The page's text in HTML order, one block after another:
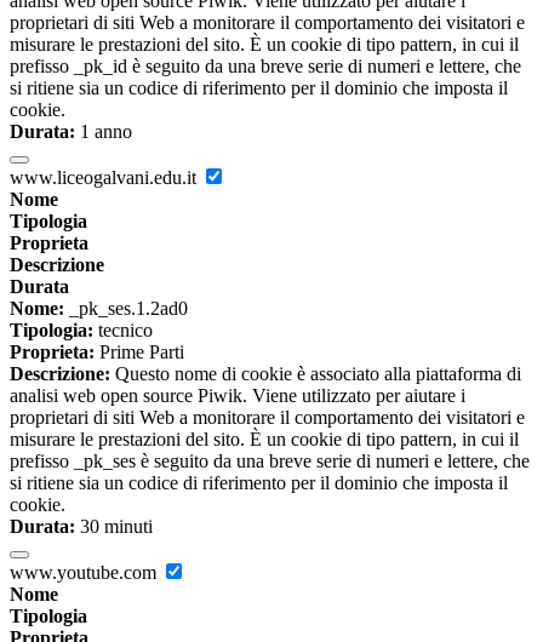
proprietari di siti Web a monitorare il comportamento dei visitatori e
misurare le prestazioni del sito. È un cookie di tipo pattern, in cui il
prefisso _pk_id è seguito da una breve serie di numeri e lettere, che
si ritiene sia un codice di riferimento per il dominio che imposta il
cookie.
Durata: 1 anno
www.liceogalvani.edu.it
Nome
Tipologia
Proprieta
Descrizione
Durata
Nome: _pk_ses.1.2ad0
Tipologia: tecnico
Proprieta: Prime Parti
Descrizione: Questo nome di cookie è associato alla piattaforma di
analisi web open source Piwik. Viene utilizzato per aiutare i
proprietari di siti Web a monitorare il comportamento dei visitatori e
misurare le prestazioni del sito. È un cookie di tipo pattern, in cui il
prefisso _pk_ses è seguito da una breve serie di numeri e lettere, che
si ritiene sia un codice di riferimento per il dominio che imposta il
cookie.
Durata: 30 minuti
www.youtube.com
Nome
Tipologia
Proprieta